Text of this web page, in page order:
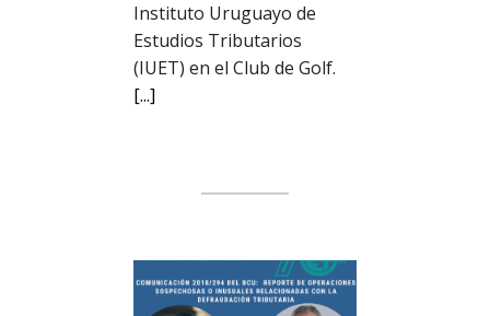
Instituto Uruguayo de
Estudios Tributarios
(IUET) en el Club de Golf.
[...]